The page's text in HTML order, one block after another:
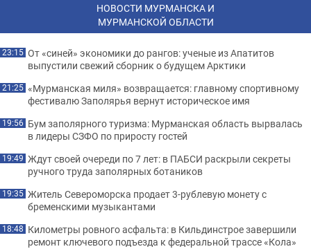
НОВОСТИ МУРМАНСКА И
МУРМАНСКОЙ ОБЛАСТИ
23:15 От «синей» экономики до рангов: ученые из Апатитов
выпустили свежий сборник о будущем Арктики
21:25 «Мурманская миля» возвращается: главному спортивному
фестивалю Заполярья вернут историческое имя
19:56 Бум заполярного туризма: Мурманская область вырвалась
в лидеры СЗФО по приросту гостей
19:49 Ждут своей очереди по 7 лет: в ПАБСИ раскрыли секреты
ручного труда заполярных ботаников
19:35 Житель Североморска продает 3-рублевую монету с
бременскими музыкантами
18:48 Километры ровного асфальта: в Кильдинстрое завершили
ремонт ключевого подъезда к федеральной трассе «Кола»